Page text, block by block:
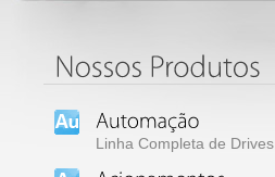
Linha Completa de Drives